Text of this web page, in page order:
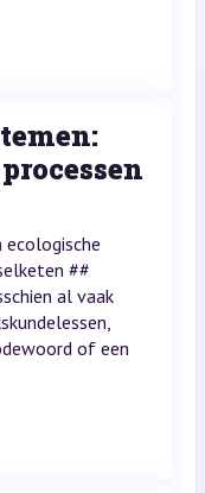
ecologische
##
al vaak
of een